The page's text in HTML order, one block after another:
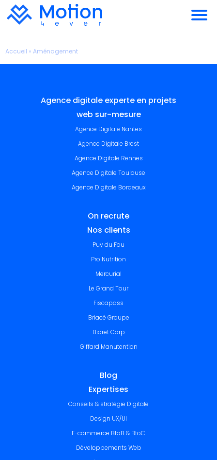
Accueil »Aménagement
Agence digitale experte en projets
web sur-mesure
Agence Digitale Nantes
Agence Digitale Brest
Agence Digitale Rennes
Agence Digitale Toulouse
Agence Digitale Bordeaux
On recrute
Nos clients
Puy du Fou
Pro Nutrition
Mercurial
Le Grand Tour
Fiscapass
Briacé Groupe
Bioret Corp
Giffard Manutention
Blog
Expertises
Conseils & stratégie Digitale
Design UX/UI
E-commerce BtoB & BtoC
Développements Web